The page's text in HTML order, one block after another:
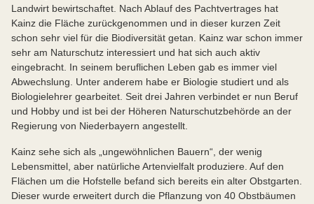
Landwirt bewirtschaftet. Nach Ablauf des Pachtvertrages hat
Kainz die Fläche zurückgenommen und in dieser kurzen Zeit
schon sehr viel für die Biodiversität getan. Kainz war schon immer
sehr am Naturschutz interessiert und hat sich auch aktiv
eingebracht. In seinem beruflichen Leben gab es immer viel
Abwechslung. Unter anderem habe er Biologie studiert und als
Biologielehrer gearbeitet. Seit drei Jahren verbindet er nun Beruf
und Hobby und ist bei der Höheren Naturschutzbehörde an der
Regierung von Niederbayern angestellt.
Kainz sehe sich als „ungewöhnlichen Bauern“, der wenig
Lebensmittel, aber natürliche Artenvielfalt produziere. Auf den
Flächen um die Hofstelle befand sich bereits ein alter Obstgarten.
Dieser wurde erweitert durch die Pflanzung von 40 Obstbäumen